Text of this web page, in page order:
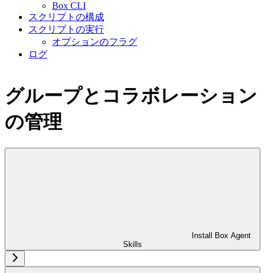
Box CLI
スクリプトの構成
スクリプトの実行
オプションのフラグ
ログ
グループとコラボレーション
の管理
Install Box Agent
Skills